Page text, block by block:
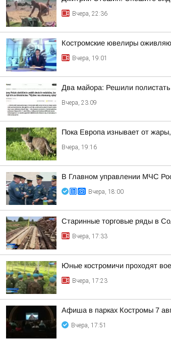
Вчера, 22:36
Костромские ювелиры
Вчера, 19:01
Два майора: Решили полистать
Вчера, 23:09
Пока Европа изнывает от жары,
Вчера, 19:16
В Главном управлении МЧС
Вчера, 18:00
Старинные торговые ряды в
Вчера, 17:33
Юные костромичи проходят
Вчера, 17:23
Афиша в парках Костромы 7
Вчера, 17:51